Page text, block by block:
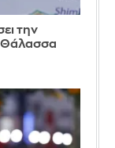
την
Θάλασσα